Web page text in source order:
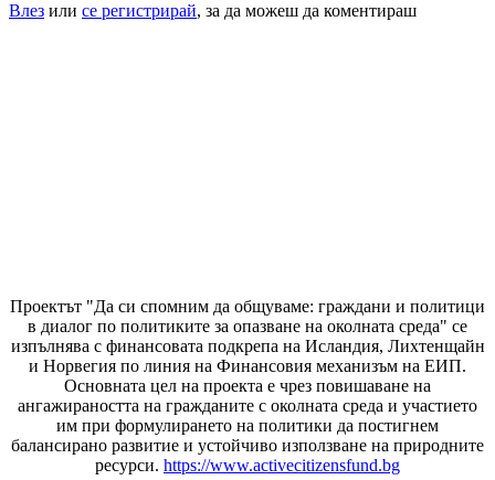
Влез или се регистрирай, за да можеш да коментираш
Проектът "Да си спомним да общуваме: граждани и политици
в диалог по политиките за опазване на околната среда" се
изпълнява с финансовата подкрепа на Исландия, Лихтенщайн
и Норвегия по линия на Финансовия механизъм на ЕИП.
Основната цел на проекта е чрез повишаване на
ангажираността на гражданите с околната среда и участието
им при формулирането на политики да постигнем
балансирано развитие и устойчиво използване на природните
ресурси. https://www.activecitizensfund.bg